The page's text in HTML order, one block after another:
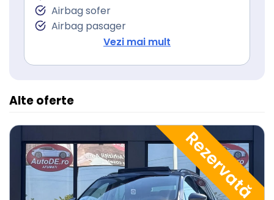
Servodirecţie
Airbag sofer
Airbag pasager
Isofix (puncte de prindere a scaunului
Vezi mai mult
Alte oferte
Rezervată